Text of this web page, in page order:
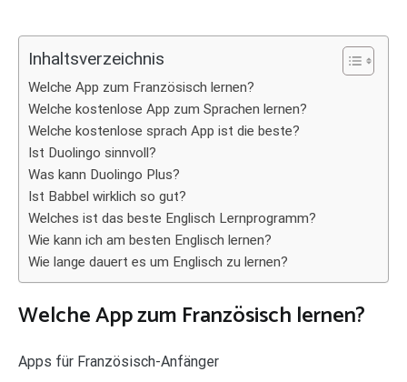
Inhaltsverzeichnis
Welche App zum Französisch lernen?
Welche kostenlose App zum Sprachen lernen?
Welche kostenlose sprach App ist die beste?
Ist Duolingo sinnvoll?
Was kann Duolingo Plus?
Ist Babbel wirklich so gut?
Welches ist das beste Englisch Lernprogramm?
Wie kann ich am besten Englisch lernen?
Wie lange dauert es um Englisch zu lernen?
Welche App zum Französisch lernen?
Apps für Französisch-Anfänger